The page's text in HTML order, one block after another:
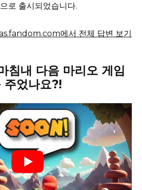
출시되었습니다.
에서 전체 답변 보기
내 다음 마리오 게임
주었나요?!